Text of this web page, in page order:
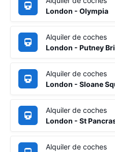
London - Olympia
Alquiler de coches
London - Putney
Alquiler de coches
London - Sloane
Alquiler de coches
London - St
Alquiler de coches